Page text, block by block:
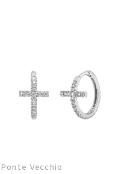
Ponte Vecchio